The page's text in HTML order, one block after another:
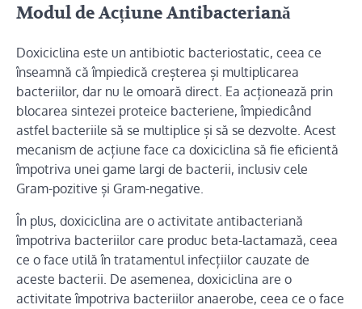
Modul de Acțiune Antibacteriană
Doxiciclina este un antibiotic bacteriostatic, ceea ce
înseamnă că împiedică creșterea și multiplicarea
bacteriilor, dar nu le omoară direct. Ea acționează prin
blocarea sintezei proteice bacteriene, împiedicând
astfel bacteriile să se multiplice și să se dezvolte. Acest
mecanism de acțiune face ca doxiciclina să fie eficientă
împotriva unei game largi de bacterii, inclusiv cele
Gram-pozitive și Gram-negative.
În plus, doxiciclina are o activitate antibacteriană
împotriva bacteriilor care produc beta-lactamază, ceea
ce o face utilă în tratamentul infecțiilor cauzate de
aceste bacterii. De asemenea, doxiciclina are o
activitate împotriva bacteriilor anaerobe, ceea ce o face